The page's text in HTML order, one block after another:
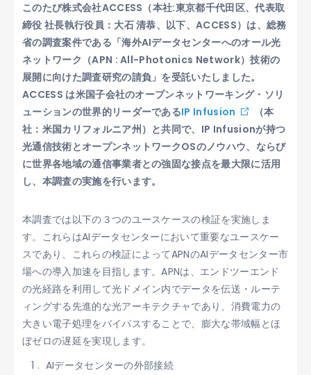
このたび株式会社ACCESS（本社:東京都千代田区、代表取
締役 社長執行役員：大石 清恭、以下、ACCESS）は、総務
省の調査案件である「海外AIデータセンターへのオール光
ネットワーク（APN : All-Photonics Network）技術の
展開に向けた調査研究の請負」を受託いたしました。
ACCESS は米国子会社のオープンネットワーキング・ソリ
ューションの世界的リーダーであるIP Infusion
（本
社：米国カリフォルニア州）と共同で、IP Infusionが持つ
光通信技術とオープンネットワークOSのノウハウ、ならび
に世界各地域の通信事業者との強固な接点を最大限に活用
し、本調査の実施を行います。
本調査では以下の３つのユースケースの検証を実施しま
す。これらはAIデータセンターにおいて重要なユースケー
スであり、これらの検証によってAPNのAIデータセンター市
場への導入加速を目指します。APNは、エンドツーエンド
の光経路を利用して光ドメイン内でデータを伝送・ルーテ
ィングする先進的な光アーキテクチャであり、消費電力の
大きい電子処理をバイパスすることで、膨大な帯域幅とほ
ぼゼロの遅延を実現します。
AIデータセンターの外部接続